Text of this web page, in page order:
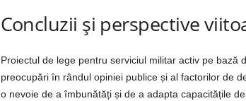
Concluzii și perspective
Proiectul de lege pentru serviciul militar activ pe bază
preocupări în rândul opiniei publice și al factorilor de
o nevoie de a îmbunătăți și de a adapta capacitățile